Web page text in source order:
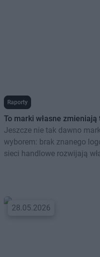
Raporty
To marki własne
Jeszcze nie tak dawno
wyborem: brak znanego
sieci handlowe rozwijają
28.05.2026